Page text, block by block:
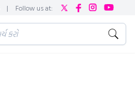
| Follow us at: